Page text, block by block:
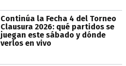
Continúa la Fecha 4 del Torneo
Clausura 2026: qué partidos se
juegan este sábado y dónde
verlos en vivo